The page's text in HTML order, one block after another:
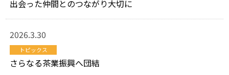
出会った仲間とのつながり大切に
2026.3.30
トピックス
さらなる茶業振興へ団結